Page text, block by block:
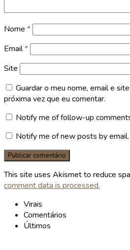
Nome *
Email*
Site
Guardar o meu nome, email e
próxima vez que eu comentar.
Notify me of follow-up
Notify me of new posts by email.
This site uses Akismet to reduce
comment data is processed.
Virais
Comentários
Últimos